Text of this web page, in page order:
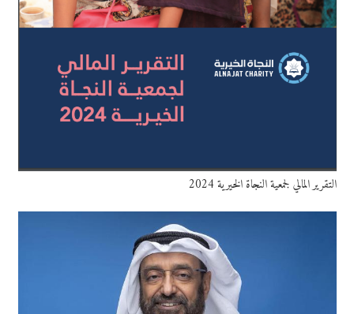
التقرير المالي لجمعية النجاة الخيرية 2024